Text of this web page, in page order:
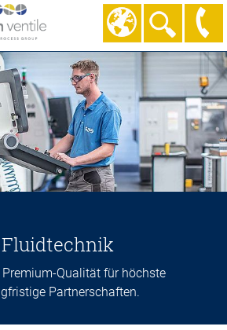
Qualität für höchste
Partnerschaften.